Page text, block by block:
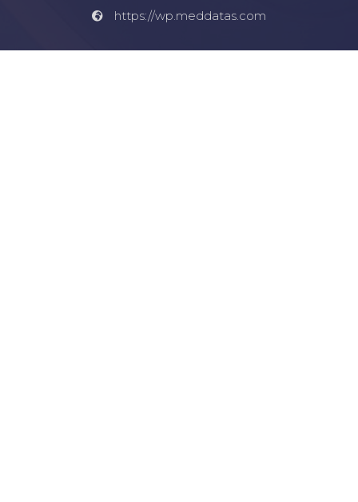
https://wp.meddatas.com